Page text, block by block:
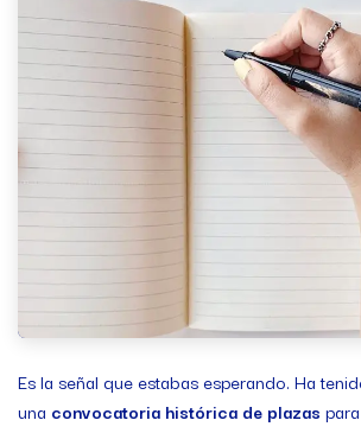
Es la señal que estabas esperando. Ha
una convocatoria histórica de plazas